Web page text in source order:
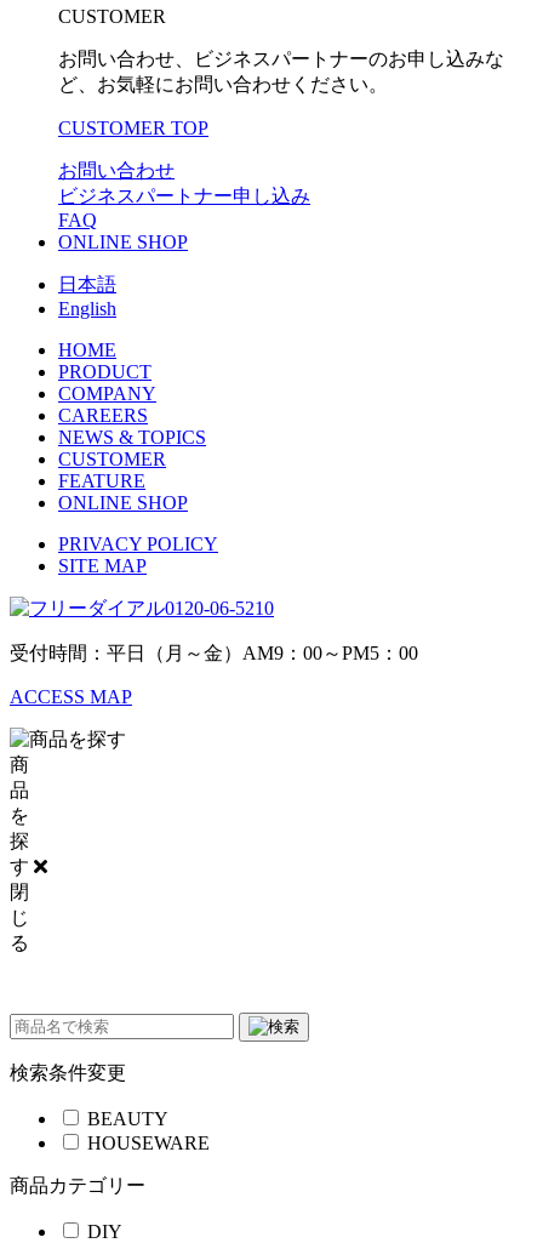
CUSTOMER
お問い合わせ、ビジネスパートナーのお申し込みな
ど、お気軽にお問い合わせください。
CUSTOMER TOP
お問い合わせ
ビジネスパートナー申し込み
FAQ
ONLINE SHOP
日本語
English
HOME
PRODUCT
COMPANY
CAREERS
NEWS & TOPICS
CUSTOMER
FEATURE
ONLINE SHOP
PRIVACY POLICY
SITE MAP
0120-06-5210
受付時間：平日（月～金）AM9：00～PM5：00
ACCESS MAP
商
品
を
探
す
閉
じ
る
検索条件変更
BEAUTY
HOUSEWARE
商品カテゴリー
DIY